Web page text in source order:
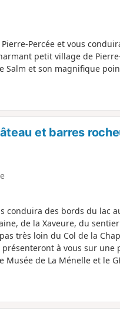
Percée et vous
petit village de
Salm et son magnifique
et barres
conduira des bords du lac
de la Xaveure, du
très loin du Col de la
à vous sur une
de La Ménelle et le